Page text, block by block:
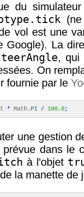
du
vol est une
Google). La
, qui
On
fournie par le
* Math . PI / 180.0;
une gestion
dans le
à l'objet
la manette de